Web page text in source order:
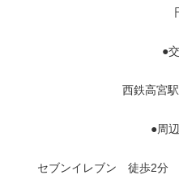
●
西鉄高宮
●周
セブンイレブン 徒歩2分